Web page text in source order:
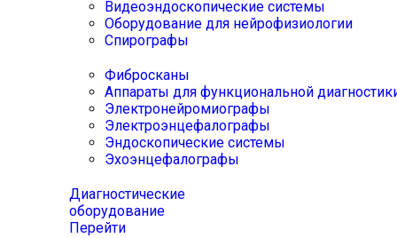
Видеоэндоскопические системы
Оборудование для нейрофизиологии
Спирографы
Фибросканы
Аппараты для функциональной
Электронейромиографы
Электроэнцефалографы
Эндоскопические системы
Эхоэнцефалографы
Диагностические
оборудование
Перейти